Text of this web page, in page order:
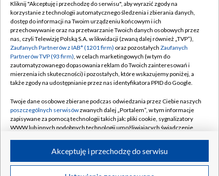
Abonament TVP
Sklep TVP
Biuro Reklamy
Oferta Handlowa
Telegazeta ogłoszenia
Rada Programowa
Ogłoszenia przetargowe
Akademia Telewizyjna
Informacje o nadawcy
Regulamin TVP
Polityka prywatności
Moje zgody
Biuro reklamy
Kontakt
Kanały
©2026 Telewizja Polska Spółka Akcyjna w likwidacji
Kliknij "Akceptuję i przechodzę do serwisu", aby wyrazić zgody na
korzystanie z technologii automatycznego śledzenia i zbierania danych,
dostęp do informacji na Twoim urządzeniu końcowym i ich
przechowywanie oraz na przetwarzanie Twoich danych osobowych przez
nas, czyli Telewizję Polską S.A. w likwidacji (zwaną dalej również „TVP”),
Zaufanych Partnerów z IAB* (1201 firm) oraz pozostałych Zaufanych
Partnerów TVP (93 firm), w celach marketingowych (w tym do
zautomatyzowanego dopasowania reklam do Twoich zainteresowań i
mierzenia ich skuteczności) i pozostałych, które wskazujemy poniżej, a
także zgody na udostępnianie przez nas identyfikatora PPID do Google.
Twoje dane osobowe zbierane podczas odwiedzania przez Ciebie naszych
poszczególnych serwisówzwanych dalej „Portalem”, w tym informacje
zapisywane za pomocą technologii takich jak: pliki cookie, sygnalizatory
WWW lub innych podobnych technologii umożliwiających świadczenie
ruchu w Internecie.
Twoje dane osobowe zbierane podczas odwiedzania przez Ciebie
Akceptuję i przechodzę do serwisu